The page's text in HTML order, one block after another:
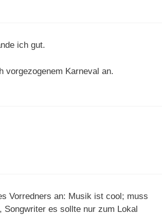
ich gut.
vorgezogenem Karneval an.
Vorredners an: Musik ist cool; muss
es sollte nur zum Lokal